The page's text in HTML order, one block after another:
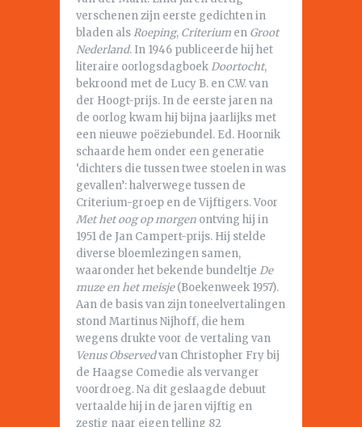
verschenen zijn eerste gedichten in
bladen alsRoeping, Criterium en Groot
Nederland. In 1946 publiceerde hij het
literaire oorlogsdagboekDoortocht,
bekroond met de Lucy B. en C.W. van
der Hoogt-prijs. In de eerste jaren na
de oorlog kwam hij bijna jaarlijks met
een nieuwe poëziebundel. Ed. Hoornik
schaarde hem onder een generatie
‘dichters die tussen twee stoelen in was
gevallen’: halverwege tussen de
Criterium-groep en de Vijftigers. Voor
Met het oog op morgen ontving hij in
1951 de Jan Campert-prijs. Hij stelde
diverse bloemlezingen samen,
waaronder het bekende bundeltje De
muze en het meisje(Boekenweek 1957).
Aan de basis van zijn toneelvertalingen
stond Martinus Nijhoff, die hem
wegens drukte voor de vertaling van
Venus Observedvan Christopher Fry bij
de Haagse Comedie als vervanger
voordroeg. Na dit geslaagde debuut
vertaalde hij in de jaren vijftig en
zestig naar eigen telling 82